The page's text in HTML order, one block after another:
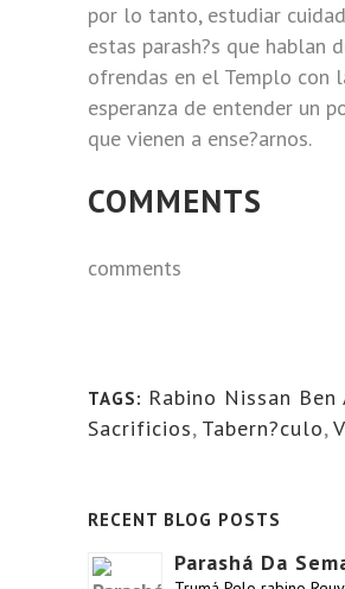
por lo tanto, estudiar
estas parash?s que hablan
ofrendas en el Templo con
esperanza de entender un
que vienen a ense?arnos.
COMMENTS
comments
TAGS: Rabino Nissan Ben
Sacrificios, Tabern?culo,
RECENT BLOG POSTS
Parashá Da